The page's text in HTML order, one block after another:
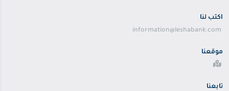
اكتب لنا
information@leshabank.com
موقعنا
تابعنا